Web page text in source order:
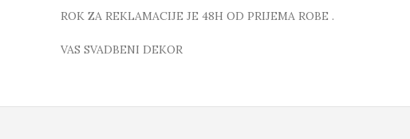
ROK ZA REKLAMACIJE JE 48H OD PRIJEMA ROBE .
VAS SVADBENI DEKOR